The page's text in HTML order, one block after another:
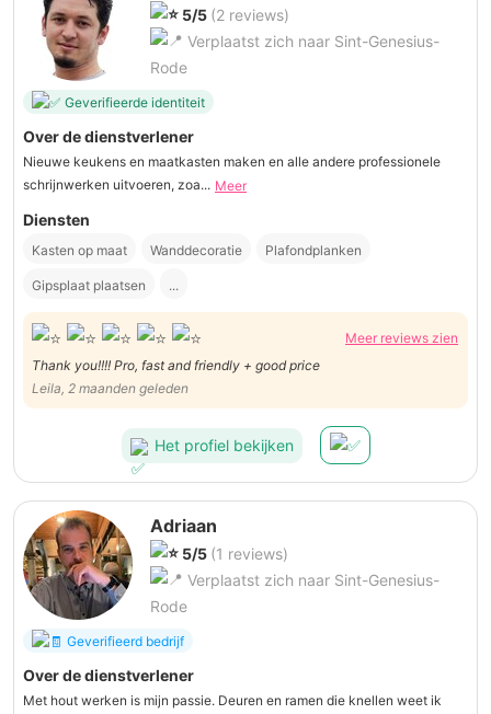
5/5 (2 reviews)
Verplaatst zich naar Sint-Genesius-
Rode
Geverifieerde identiteit
Over de dienstverlener
Nieuwe keukens en maatkasten maken en alle andere professionele
schrijnwerken uitvoeren, zoa... Meer
Diensten
Kasten op maat Wanddecoratie Plafondplanken
Gipsplaat plaatsen ...
Meer reviews zien
Thank you!!!! Pro, fast and friendly + good price
Leila, 2 maanden geleden
Het profiel bekijken
Adriaan
5/5 (1 reviews)
Verplaatst zich naar Sint-Genesius-
Rode
Geverifieerd bedrijf
Over de dienstverlener
Met hout werken is mijn passie. Deuren en ramen die knellen weet ik